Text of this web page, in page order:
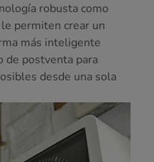
robusta como
permiten crear un
más inteligente
de postventa para
desde una sola